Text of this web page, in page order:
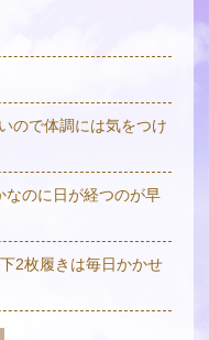
ので体調には気をつけ
なのに日が経つのが早
2枚履きは毎日かかせ